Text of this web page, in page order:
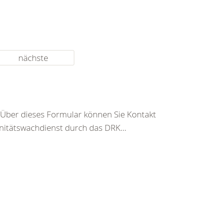
nächste
dieses Formular können Sie Kontakt
durch das DRK...